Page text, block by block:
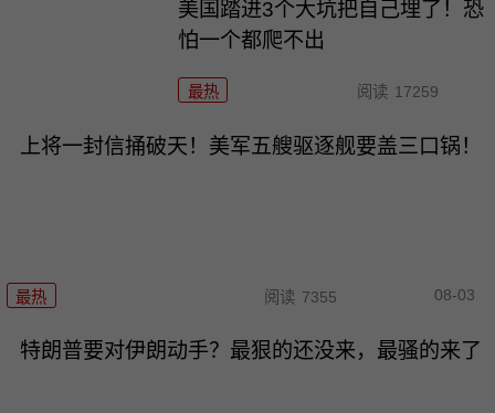
美国踏进3个大坑把自己埋了！恐
怕一个都爬不出
最热 阅读 17259
上将一封信捅破天！美军五艘驱逐舰要盖三口锅！
最热 阅读 7355 08-03
特朗普要对伊朗动手？最狠的还没来，最骚的来了